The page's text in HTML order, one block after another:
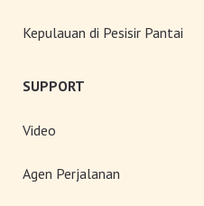
Kepulauan di Pesisir Pantai
SUPPORT
Video
Agen Perjalanan